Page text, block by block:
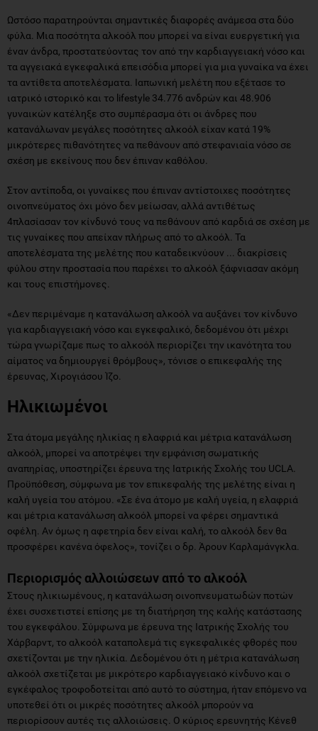
Ωστόσο παρατηρούνται σημαντικές διαφορές ανάμεσα στα δύο
φύλα. Μια ποσότητα αλκοόλ που μπορεί να είναι ευεργετική για
έναν άνδρα, προστατεύοντας τον από την καρδιαγγειακή νόσο και
τα αγγειακά εγκεφαλικά επεισόδια μπορεί για μια γυναίκα να έχει
τα αντίθετα αποτελέσματα. Ιαπωνική μελέτη που εξέτασε το
ιατρικό ιστορικό και το lifestyle 34.776 ανδρών και 48.906
γυναικών κατέληξε στο συμπέρασμα ότι οι άνδρες που
κατανάλωναν μεγάλες ποσότητες αλκοόλ είχαν κατά 19%
μικρότερες πιθανότητες να πεθάνουν από στεφανιαία νόσο σε
σχέση με εκείνους που δεν έπιναν καθόλου.
Στον αντίποδα, οι γυναίκες που έπιναν αντίστοιχες ποσότητες
οινοπνεύματος όχι μόνο δεν μείωσαν, αλλά αντιθέτως
4πλασίασαν τον κίνδυνό τους να πεθάνουν από καρδιά σε σχέση με
τις γυναίκες που απείχαν πλήρως από το αλκοόλ. Τα
αποτελέσματα της μελέτης που καταδεικνύουν ... διακρίσεις
φύλου στην προστασία που παρέχει το αλκοόλ ξάφνιασαν ακόμη
και τους επιστήμονες.
«Δεν περιμέναμε η κατανάλωση αλκοόλ να αυξάνει τον κίνδυνο
για καρδιαγγειακή νόσο και εγκεφαλικό, δεδομένου ότι μέχρι
τώρα γνωρίζαμε πως το αλκοόλ περιορίζει την ικανότητα του
αίματος να δημιουργεί θρόμβους», τόνισε ο επικεφαλής της
έρευνας, Χιρογιάσου Ίζο.
Ηλικιωμένοι
Στα άτομα μεγάλης ηλικίας η ελαφριά και μέτρια κατανάλωση
αλκοόλ, μπορεί να αποτρέψει την εμφάνιση σωματικής
αναπηρίας, υποστηρίζει έρευνα της Ιατρικής Σχολής του UCLA.
Προϋπόθεση, σύμφωνα με τον επικεφαλής της μελέτης είναι η
καλή υγεία του ατόμου. «Σε ένα άτομο με καλή υγεία, η ελαφριά
και μέτρια κατανάλωση αλκοόλ μπορεί να φέρει σημαντικά
οφέλη. Αν όμως η αφετηρία δεν είναι καλή, το αλκοόλ δεν θα
προσφέρει κανένα όφελος», τονίζει ο δρ. Άρουν Καρλαμάνγκλα.
Περιορισμός αλλοιώσεων από το αλκοόλ
Στους ηλικιωμένους, η κατανάλωση οινοπνευματωδών ποτών
έχει συσχετιστεί επίσης με τη διατήρηση της καλής κατάστασης
του εγκεφάλου. Σύμφωνα με έρευνα της Ιατρικής Σχολής του
Χάρβαρντ, το αλκοόλ καταπολεμά τις εγκεφαλικές φθορές που
σχετίζονται με την ηλικία. Δεδομένου ότι η μέτρια κατανάλωση
αλκοόλ σχετίζεται με μικρότερο καρδιαγγειακό κίνδυνο και ο
εγκέφαλος τροφοδοτείται από αυτό το σύστημα, ήταν επόμενο να
υποτεθεί ότι οι μικρές ποσότητες αλκοόλ μπορούν να
περιορίσουν αυτές τις αλλοιώσεις. Ο κύριος ερευνητής Κένεθ